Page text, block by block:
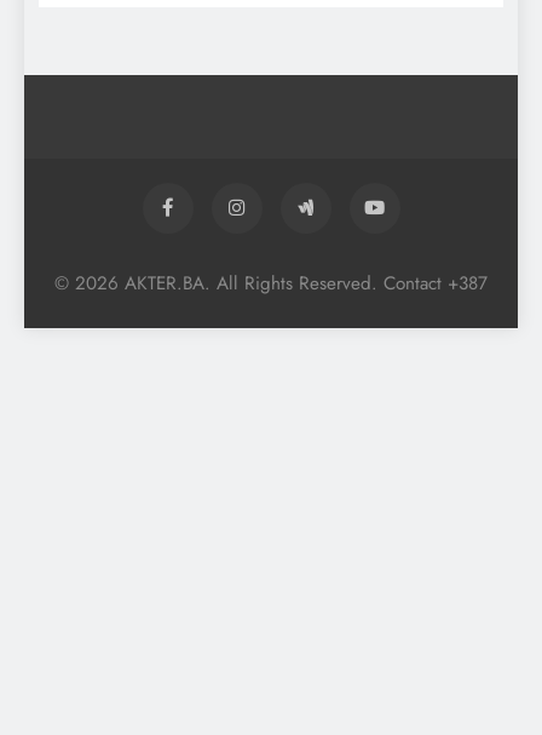
© 2026 AKTER.BA. All Rights Reserved. Contact +387